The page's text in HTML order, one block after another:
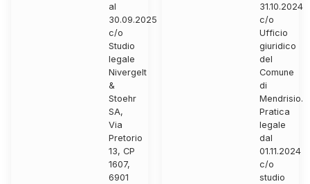
al
30.09.2025
c/o
Studio
legale
Nivergelt
&
Stoehr
SA,
Via
Pretorio
13, CP
1607,
6901
31.10.2024
c/o
Ufficio
giuridico
del
Comune
di
Mendrisio.
Pratica
legale
dal
01.11.2024
c/o
studio